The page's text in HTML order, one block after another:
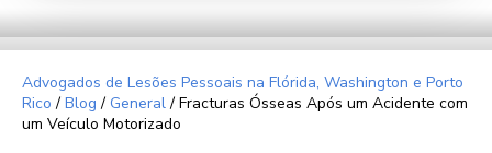
Advogados de Lesões Pessoais na Flórida, Washington e Porto
Rico / Blog / General/ Fracturas Ósseas Após um Acidente com
um Veículo Motorizado